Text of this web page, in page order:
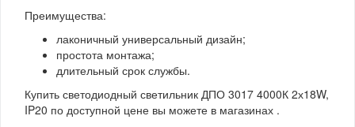
Преимущества:
лаконичный универсальный дизайн;
простота монтажа;
длительный срок службы.
Купить светодиодный светильник ДПО 3017 4000К 2х18W,
IP20 по доступной цене вы можете в магазинах .